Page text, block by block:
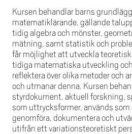
Kursen behandlar barns
matematiklärande, gällande
tidig algebra och mönster,
mätning, samt statistik och
får möjlighet att utveckla
tidiga matematiska utveckling
reflektera över olika metoder och
och utmanar denna. Kursen
styrdokument, aktuell forskning,
som uttrycksformer, används
genomföra, dokumentera och
utifrån ett variationsteoretiskt